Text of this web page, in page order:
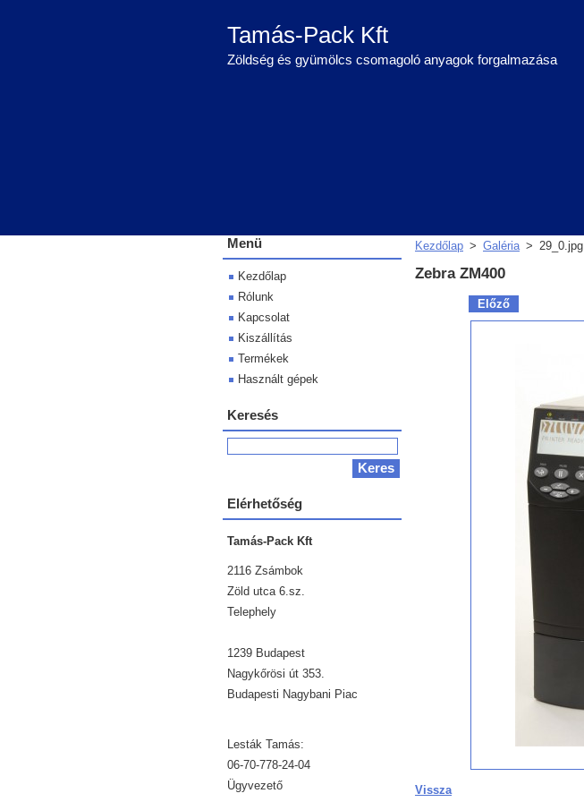
Tamás-Pack Kft
Zöldség és gyümölcs csomagoló anyagok forgalmazása
Kezdőlap > Galéria > 29_0.jpg
Zebra ZM400
Előző
Vissza
Menü
Kezdőlap
Rólunk
Kapcsolat
Kiszállítás
Termékek
Használt gépek
Keresés
Elérhetőség
Tamás-Pack Kft
2116 Zsámbok
Zöld utca 6.sz.
Telephely
1239 Budapest
Nagykőrösi út 353.
Budapesti Nagybani Piac
Lesták Tamás:
06-70-778-24-04
Ügyvezető